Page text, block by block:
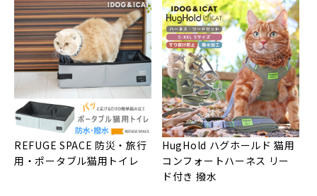
REFUGE SPACE 防災・旅行
用・ポータブル猫用トイレ
HugHold ハグホールド 猫用
コンフォートハーネス リー
ド付き 撥水